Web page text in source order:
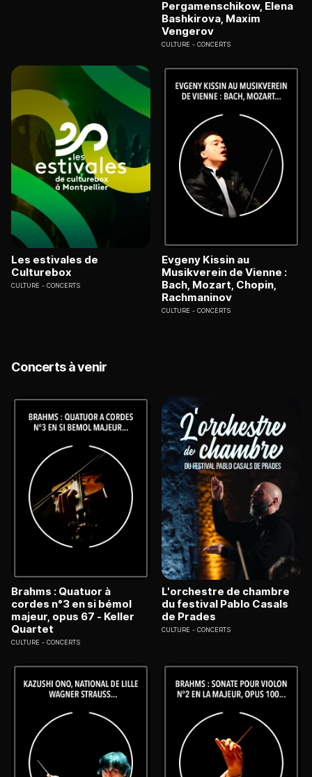
Pergamenschikow, Elena
Bashkirova, Maxim
Vengerov
CULTURE CONCERTS
Les estivales de
Culturebox
CULTURE CONCERTS
Evgeny Kissin au
Musikverein de Vienne :
Bach, Mozart, Chopin,
Rachmaninov
CULTURE CONCERTS
Concerts à venir
Brahms : Quatuor à
cordes n°3 en si bémol
majeur, opus 67 - Keller
Quartet
CULTURE CONCERTS
L'orchestre de chambre
du festival Pablo Casals
de Prades
CULTURE CONCERTS